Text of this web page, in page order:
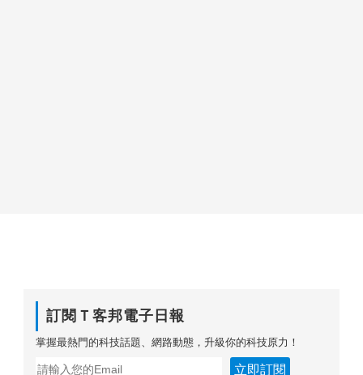
訂閱Ｔ客邦電子日報
掌握最熱門的科技話題、網路動態，升級你的科技原力！
立即訂閱